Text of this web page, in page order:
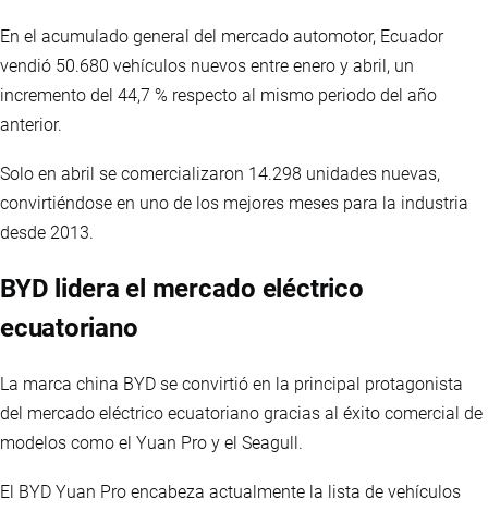
En el acumulado general del mercado automotor, Ecuador
vendió 50.680 vehículos nuevos entre enero y abril, un
incremento del 44,7 % respecto al mismo periodo del año
anterior.
Solo en abril se comercializaron 14.298 unidades nuevas,
convirtiéndose en uno de los mejores meses para la industria
desde 2013.
BYD lidera el mercado eléctrico
ecuatoriano
La marca china BYD se convirtió en la principal protagonista
del mercado eléctrico ecuatoriano gracias al éxito comercial de
modelos como el Yuan Pro y el Seagull.
El BYD Yuan Pro encabeza actualmente la lista de vehículos